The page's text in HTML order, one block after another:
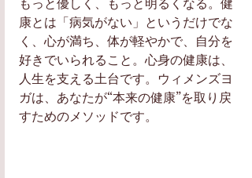
もっと優しく、もっと明るくなる。健
康とは「病気がない」というだけでな
く、心が満ち、体が軽やかで、自分を
好きでいられること。心身の健康は、
人生を支える土台です。ウィメンズヨ
ガは、あなたが“本来の健康”を取り戻
すためのメソッドです。